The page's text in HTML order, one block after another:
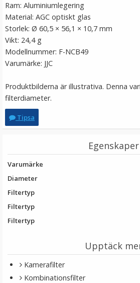
Step Up Ring 52-72mm - Gör
★★★★
Ram: Aluminiumlegering
Material: AGC optiskt glas
Storlek: Ø 60,5 × 56,1 × 10,7 mm
Vikt: 24,4 g
Modellnummer: F-NCB49
Varumärke: JJC
Produktbilderna är illustrativa. Denna
filterdiameter.
Tipsa
Egenskaper
Varumärke
Diameter
Filtertyp
Filtertyp
Filtertyp
Upptäck
Kamerafilter
Kombinationsfilter